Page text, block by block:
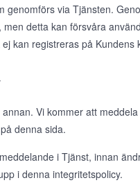
genomförs via Tjänsten.
detta kan försvåra
kan registreras på Kundens
Vi kommer att
denna sida.
i Tjänst, innan
i denna integritetspolicy.